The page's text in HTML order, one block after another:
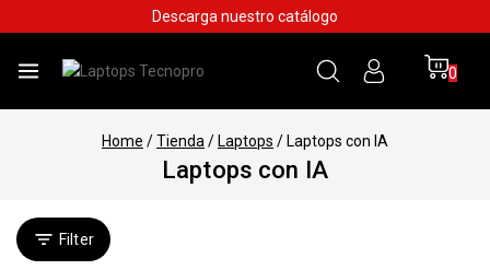
to
Descarga nuestro catálogo
0
Home /Tienda / Laptops / Laptops con IA
Laptops con IA
Filter